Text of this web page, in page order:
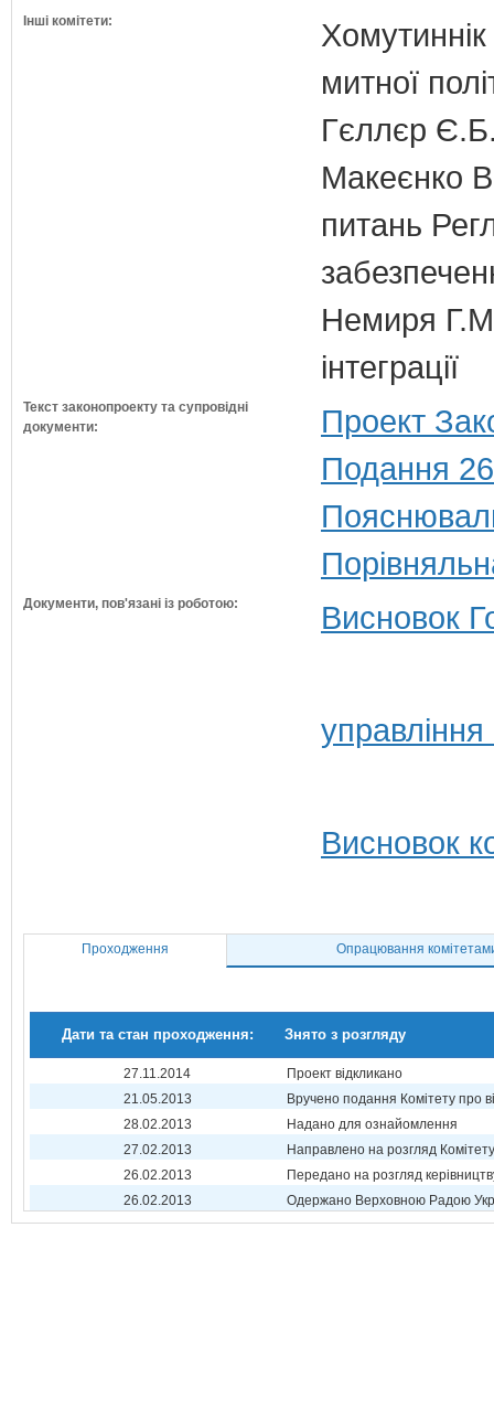
Інші комітети:
митної
Гєллєр
Макеєнко
питань
Немиря
інтеграції
Текст законопроекту та супровідні
документи:
Проект
Подання
Документи, пов'язані із роботою: Висновок
Висновок
Проходження Опрацювання
Дати та стан проходження: Знято з розгляду
27.11.2014
Проект відкликано
21.05.2013
Вручено подання Комітету про
28.02.2013
Надано для ознайомлення
27.02.2013
Направлено на розгляд Комітету
26.02.2013
Передано на розгляд
26.02.2013
Одержано Верховною Радою